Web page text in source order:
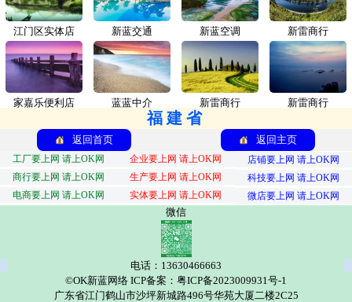
江门区实体店 新蓝交通
家嘉乐便利店 蓝蓝中介
新蓝空调 新雷商行
新雷商行 新雷商行
福建省
返回首页 返回主页
工厂要上网 请上OK网 企业要上网 请上OK网
店铺要上网 请上OK网
商行要上网 请上OK网
生产要上网 请上OK网
科技要上网 请上OK网
电商要上网 请上OK网
实体要上网 请上OK网 微店要上网 请上OK网
微信
电话：13630466663
©OK新蓝网络 ICP备案：粤ICP备2023009931号-1
广东省江门鹤山市沙坪新城路496号华苑大厦二楼2C25